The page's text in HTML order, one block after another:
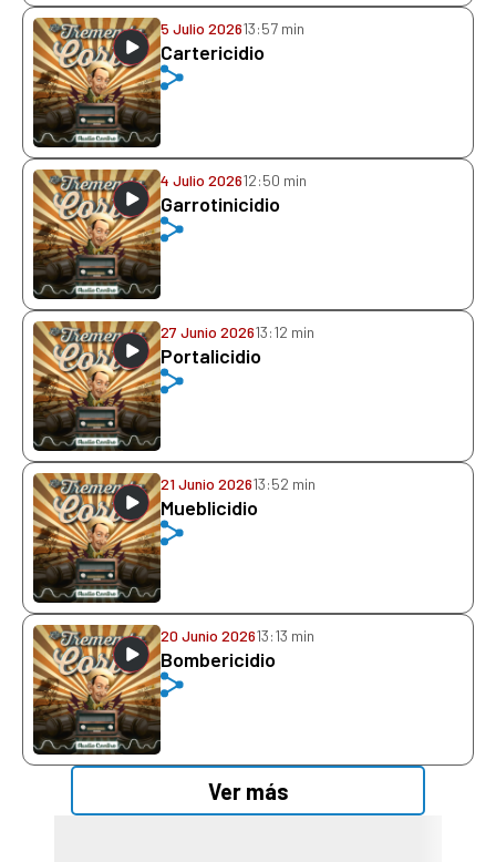
5 Julio 202613:57 min
Cartericidio
4 Julio 202612:50 min
Garrotinicidio
27 Junio 202613:12 min
Portalicidio
21 Junio 202613:52 min
Mueblicidio
20 Junio 202613:13 min
Bombericidio
Ver más